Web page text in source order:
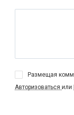
Размещая
Авторизоваться или